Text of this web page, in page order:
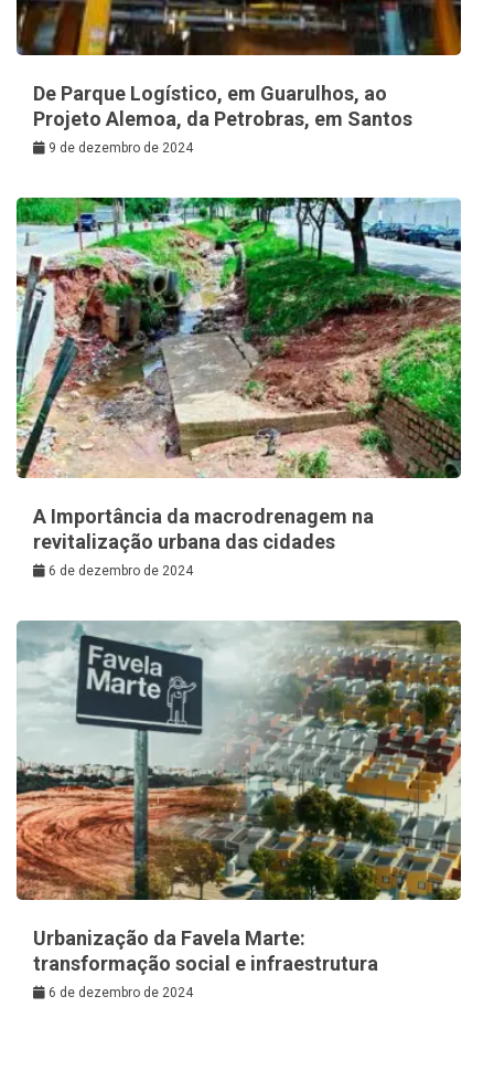
De Parque Logístico, em Guarulhos, ao
Projeto Alemoa, da Petrobras, em Santos
9 de dezembro de 2024
A Importância da macrodrenagem na
revitalização urbana das cidades
6 de dezembro de 2024
Urbanização da Favela Marte:
transformação social e infraestrutura
6 de dezembro de 2024